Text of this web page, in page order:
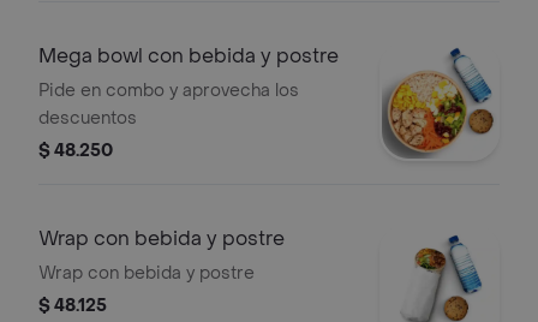
Mega bowl con bebida y postre
Pide en combo y aprovecha los
descuentos
$ 48.250
Wrap con bebida y postre
Wrap con bebida y postre
$ 48.125